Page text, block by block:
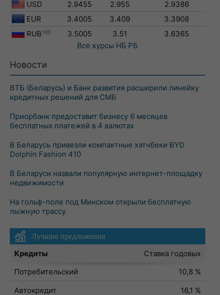
USD 2.9455 2.955
2.9386
EUR
3.4005 3.409
3.3908
RUB 100 3.5005 3.51
3.6365
Все курсы НБ РБ
Новости
ВТБ (Беларусь) и Банк развития расширили линейку
кредитных решений для СМБ
Приорбанк предоставит бизнесу 6 месяцев
бесплатных платежей в 4 валютах
В Беларусь привезли компактные хэтчбеки BYD
Dolphin Fashion 410
В Беларуси назвали популярную интернет-площадку
недвижимости
На гольф-поле под Минском открыли бесплатную
лыжную трассу
Лучшие предложения
Кредиты
Ставка годовых
Потребительский
10,8 %
Автокредит
16,1 %